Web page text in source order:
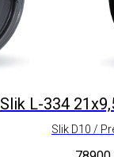
Slik L-334
Slik D10 /